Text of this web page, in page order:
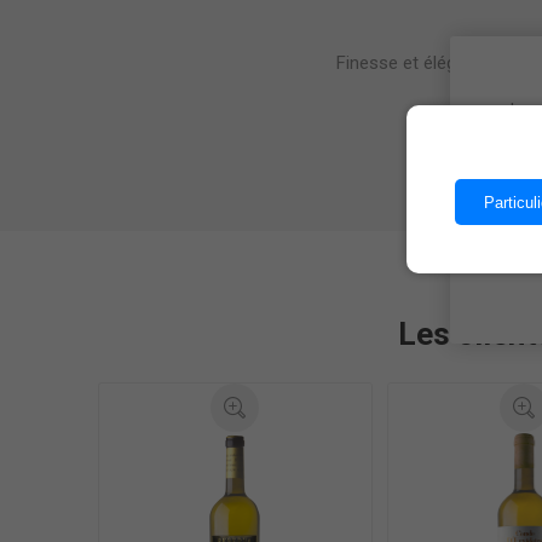
Finesse et élégance,
Les